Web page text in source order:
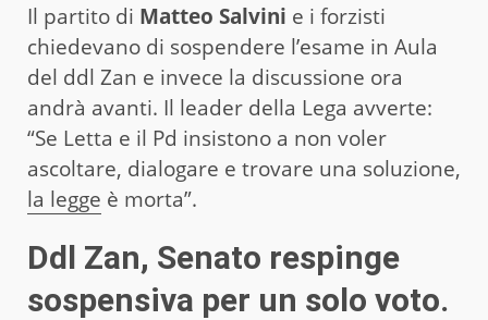
Il partito di Matteo Salvini e i forzisti
chiedevano di sospendere l’esame in Aula
del ddl Zan e invece la discussione ora
andrà avanti. Il leader della Lega avverte:
“Se Letta e il Pd insistono a non voler
ascoltare, dialogare e trovare una soluzione,
la legge è morta”.
Ddl Zan, Senato respinge
sospensiva per un solo voto.